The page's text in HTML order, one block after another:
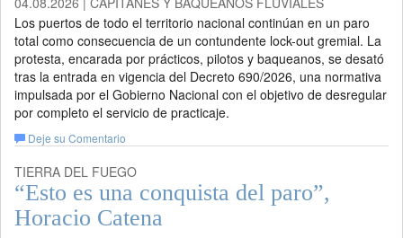
Los puertos de todo el territorio nacional continúan en un paro
total como consecuencia de un contundente lock-out gremial. La
protesta, encarada por prácticos, pilotos y baqueanos, se desató
tras la entrada en vigencia del Decreto 690/2026, una normativa
impulsada por el Gobierno Nacional con el objetivo de desregular
por completo el servicio de practicaje.
Deje su Comentario
TIERRA DEL FUEGO
“Esto es una conquista del paro”,
Horacio Catena